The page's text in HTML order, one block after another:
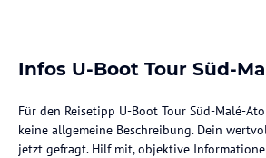
Infos U-Boot Tour Süd-
Für den Reisetipp U-Boot Tour Süd-Malé-
keine allgemeine Beschreibung. Dein
jetzt gefragt. Hilf mit, objektive